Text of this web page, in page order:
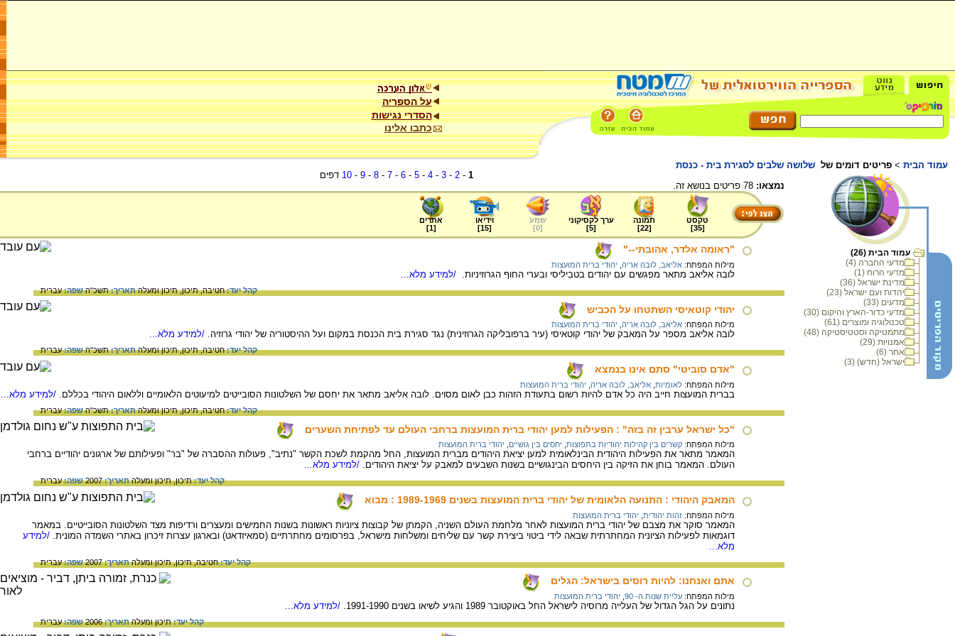
על הספריה
הסדרי נגישות
כתבו אלינו
עמוד הבית > פריטים דומים של שלושה שלבים לסגירת בית - כנסת
עמוד הבית (26)
מדעי החברה (4)
מדעי הרוח (1)
מדינת ישראל (36)
יהדות ועם ישראל (23)
מדעים (33)
מדעי כדור-הארץ והיקום (30)
טכנולוגיה ומוצרים (61)
מתמטיקה וסטטיסטיקה (48)
אמנויות (29)
אחר (6)
ישראל (חדש) (3)
1
-
2
-
3
-
4
-
5
-
6
-
7
-
8
-
9
-
10 דפים
נמצאו:
טקסט
[
35
]
תמונה
[
22
]
ערך לקסיקוני
[
5
]
שמע
[
0
]
וידיאו
[
15
]
אתרים
[
1
]
"ראומה אלדר, אהובתי--"
מילות המפתח: אליאב, לובה אריה יהודי ברית המועצות
לובה אליאב מתאר מפגשים עם יהודים בטביליסי ובערי החוף הגרוזיניות. /למידע מלא...
קהל יעד:חטיבה,תיכון,תיכון ומעלהתאריך:תשכ"השפה:עברית
יהודי קוטאיסי השתטחו על הכביש
מילות המפתח: אליאב, לובה אריה יהודי ברית המועצות
לובה אליאב מספר על המאבק של יהודי קוטאיסי (עיר ברפובליקה הגרוזינית) נגד סגירת בית הכנסת במקום ועל ההיסטוריה של יהודי גרוזיה. /למידע מלא...
קהל יעד:חטיבה,תיכון,תיכון ומעלהתאריך:תשכ"השפה:עברית
"אדם סוביטי" סתם אינו בנמצא
מילות המפתח: לאומיות אליאב, לובה אריה יהודי ברית המועצות
בברית המועצות חייב היה כל אדם להיות רשום בתעודת הזהות כבן לאום מסוים. לובה אליאב מתאר את יחסם של השלטונות הסובייטים למיעוטים הלאומיים וללאום היהודי בכללם. /למידע מלא...
קהל יעד:חטיבה,תיכון,תיכון ומעלהתאריך:תשכ"השפה:עברית
"כל ישראל ערבין זה בזה" : הפעילות למען יהודי ברית המועצות ברחבי העולם עד לפתיחת השערים
מילות המפתח: קשרים בין קהילות יהודיות בתפוצות יחסים בין גושיים יהודי ברית המועצות
המאמר מתאר את הפעילות היהודית הבינלאומית למען יציאת היהודים מברית המועצות, החל מהקמת לשכת הקשר "נתיב", פעולות ההסברה של "בר" ופעילותם של ארגונים יהודיים ברחבי
העולם. המאמר בוחן את הזיקה בין היחסים הבינגושיים בשנות השבעים למאבק על יציאת היהודים. /למידע מלא...
קהל יעד:תיכון,תיכון ומעלהתאריך:2007 שפה:עברית
המאבק היהודי : התנועה הלאומית של יהודי ברית המועצות בשנים 1989-1969 : מבוא
מילות המפתח: זהות יהודית יהודי ברית המועצות
המאמר סוקר את מצבם של יהודי ברית המועצות לאחר מלחמת העולם השניה, הקמתן של קבוצות ציוניות ראשונות בשנות החמישים ומעצרים ורדיפות מצד השלטונות הסובייטיים. במאמר
דוגמאות לפעילות הציונית המחתרתית שבאה לידי ביטוי ביצירת קשר עם שליחים ומשלחות מישראל, בפרסומים מחתרתיים (סמאיזדאט) ובארגון עצרות זיכרון באתרי השמדה המונית. /למידע
מלא...
קהל יעד:חטיבה,תיכון,תיכון ומעלהתאריך:2007 שפה:עברית
אתם ואנחנו: להיות רוסים בישראל: הגלים
מילות המפתח: עליית שנות ה- 90 יהודי ברית המועצות
נתונים על הגל הגדול של העלייה מרוסיה לישראל החל באוקטובר 1989 והגיע לשיאו בשנים 1991-1990. /למידע מלא...
קהל יעד:תיכון ומעלהתאריך:2006 שפה:עברית